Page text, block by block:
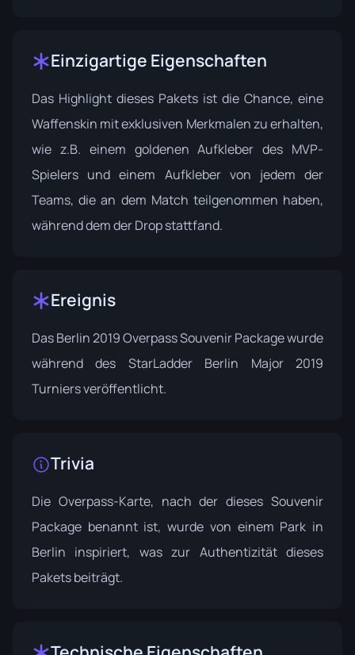
Einzigartige Eigenschaften
Das Highlight dieses Pakets ist die Chance, eine
Waffenskin mit exklusiven Merkmalen zu erhalten,
wie z.B. einem goldenen Aufkleber des MVP-
Spielers und einem Aufkleber von jedem der
Teams, die an dem Match teilgenommen haben,
während dem der Drop stattfand.
Ereignis
Das Berlin 2019 Overpass Souvenir Package wurde
während des StarLadder Berlin Major 2019
Turniers veröffentlicht.
Trivia
Die Overpass-Karte, nach der dieses Souvenir
Package benannt ist, wurde von einem Park in
Berlin inspiriert, was zur Authentizität dieses
Pakets beiträgt.